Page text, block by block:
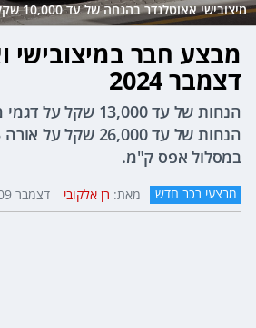
מיצובישי אאוטלנדר בהנחה של עד 10,000 שקל.
מבצע חבר במיצובישי
דצמבר 2024
הנחות של עד 13,000
במסלול אפס ק"מ.
מבצעי רכב חדש מאת: רן אלקובי דצמבר 09, 2024